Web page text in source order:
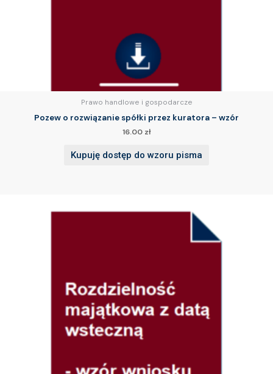
Prawo handlowe i gospodarcze
Pozew o rozwiązanie spółki przez kuratora – wzór
16.00 zł
Kupuję dostęp do wzoru pisma